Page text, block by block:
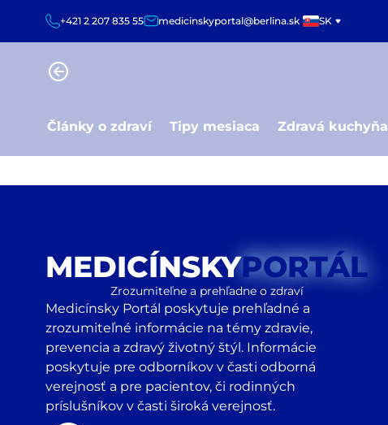
+421 2 207 835 55 medicinskyportal@berlina.sk SK
Články o zdraví Tipy mesiaca Zdravá kuchyňa
MEDICÍNSKYPORTÁL
Zrozumiteľne a prehľadne o zdraví
Medicínsky Portál poskytuje prehľadné a
zrozumiteľné informácie na témy zdravie,
prevencia a zdravý životný štýl. Informácie
poskytuje pre odborníkov v časti odborná
verejnosť a pre pacientov, či rodinných
príslušníkov v časti široká verejnosť.